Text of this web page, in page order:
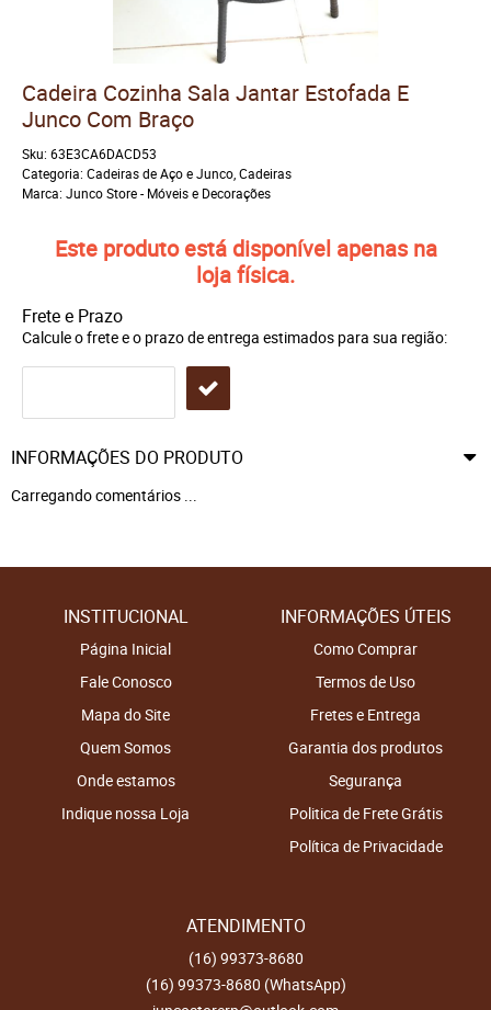
Cadeira Cozinha Sala Jantar Estofada E
Junco Com Braço
Sku: 63E3CA6DACD53
Categoria: Cadeiras de Aço e Junco Cadeiras
Marca: Junco Store - Móveis e Decorações
Este produto está disponível apenas na
loja física.
Frete e Prazo
Calcule o frete e o prazo de entrega estimados para sua região:
INFORMAÇÕES DO PRODUTO
Carregando comentários ...
INSTITUCIONAL
Página Inicial
Fale Conosco
Mapa do Site
Quem Somos
Onde estamos
Indique nossa Loja
INFORMAÇÕES ÚTEIS
Como Comprar
Termos de Uso
Fretes e Entrega
Garantia dos produtos
Segurança
Politica de Frete Grátis
Política de Privacidade
ATENDIMENTO
(16) 99373-8680
(16) 99373-8680 (WhatsApp)